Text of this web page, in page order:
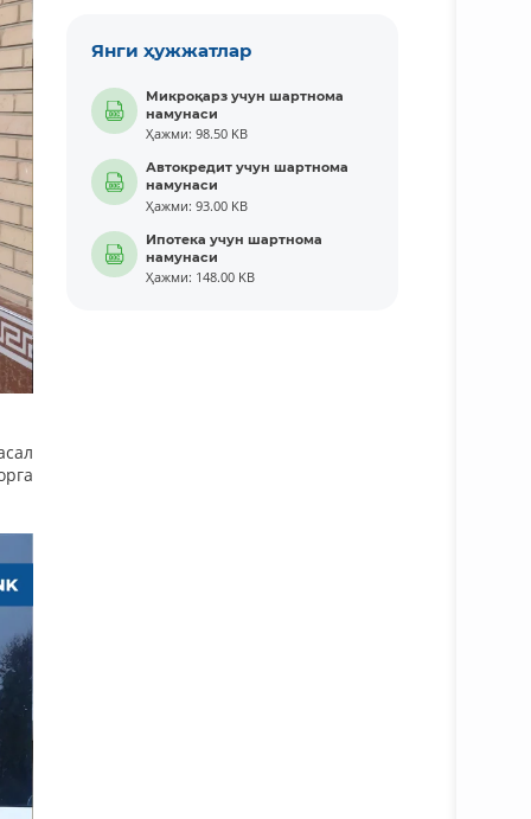
Янги ҳужжатлар
Микроқарз учун шартнома
намунаси
Ҳажми: 98.50 KB
Автокредит учун шартнома
намунаси
Ҳажми: 93.00 KB
Ипотека учун шартнома
намунаси
Ҳажми: 148.00 KB